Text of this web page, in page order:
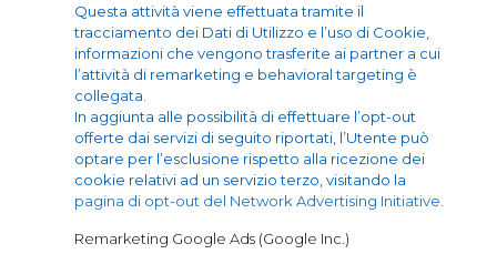
Questa attività viene effettuata tramite il
tracciamento dei Dati di Utilizzo e l’uso di Cookie,
informazioni che vengono trasferite ai partner a cui
l’attività di remarketing e behavioral targeting è
collegata.
In aggiunta alle possibilità di effettuare l’opt-out
offerte dai servizi di seguito riportati, l’Utente può
optare per l’esclusione rispetto alla ricezione dei
cookie relativi ad un servizio terzo, visitando la
pagina di opt-out del Network Advertising Initiative
Remarketing Google Ads (Google Inc.)